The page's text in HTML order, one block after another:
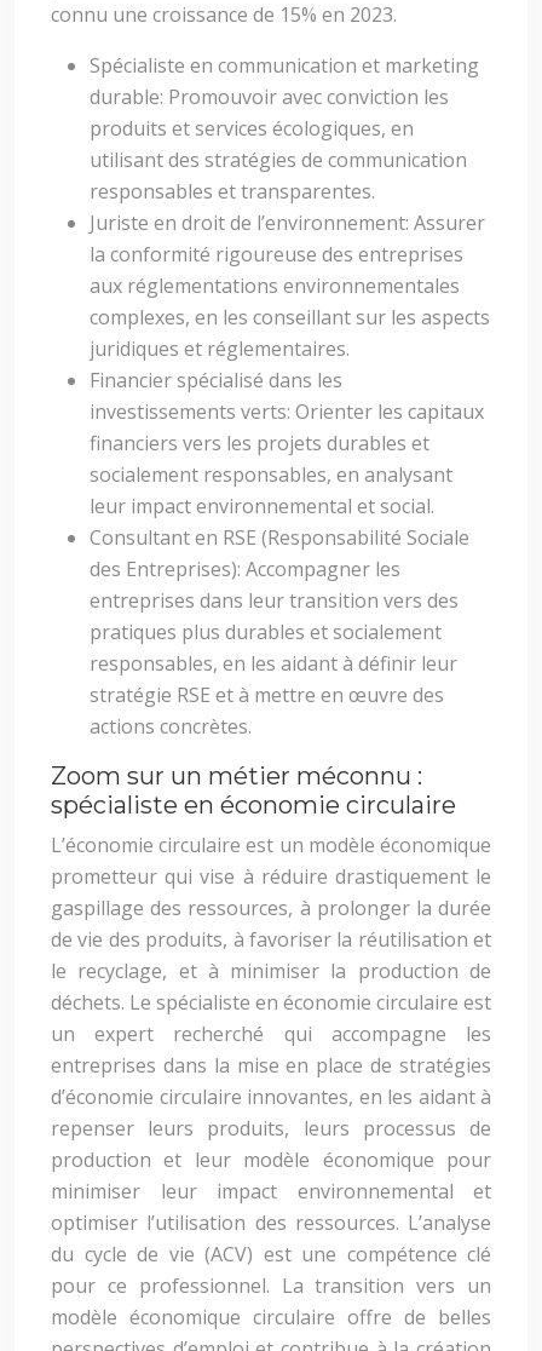
connu une croissance de 15% en 2023.
Spécialiste en communication et marketing
durable: Promouvoir avec conviction les
produits et services écologiques, en
utilisant des stratégies de communication
responsables et transparentes.
Juriste en droit de l’environnement: Assurer
la conformité rigoureuse des entreprises
aux réglementations environnementales
complexes, en les conseillant sur les aspects
juridiques et réglementaires.
Financier spécialisé dans les
investissements verts: Orienter les capitaux
financiers vers les projets durables et
socialement responsables, en analysant
leur impact environnemental et social.
Consultant en RSE (Responsabilité Sociale
des Entreprises): Accompagner les
entreprises dans leur transition vers des
pratiques plus durables et socialement
responsables, en les aidant à définir leur
stratégie RSE et à mettre en œuvre des
actions concrètes.
Zoom sur un métier méconnu :
spécialiste en économie circulaire
L’économie circulaire est un modèle économique
prometteur qui vise à réduire drastiquement le
gaspillage des ressources, à prolonger la durée
de vie des produits, à favoriser la réutilisation et
le recyclage, et à minimiser la production de
déchets. Le spécialiste en économie circulaire est
un expert recherché qui accompagne les
entreprises dans la mise en place de stratégies
d’économie circulaire innovantes, en les aidant à
repenser leurs produits, leurs processus de
production et leur modèle économique pour
minimiser leur impact environnemental et
optimiser l’utilisation des ressources. L’analyse
du cycle de vie (ACV) est une compétence clé
pour ce professionnel. La transition vers un
modèle économique circulaire offre de belles